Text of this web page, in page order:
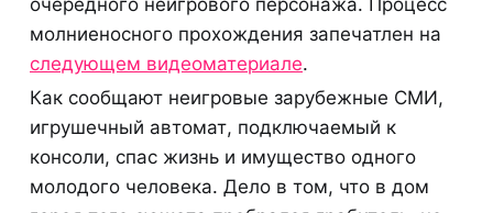
молниеносного прохождения запечатлен на
следующем видеоматериале.
Как сообщают неигровые зарубежные СМИ,
игрушечный автомат, подключаемый к
консоли, спас жизнь и имущество одного
молодого человека. Дело в том, что в дом